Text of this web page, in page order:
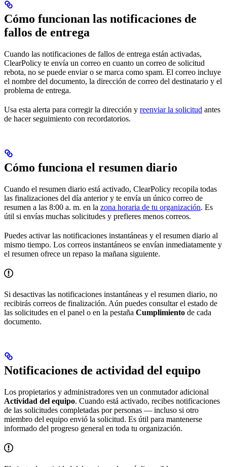
Cómo funcionan las notificaciones de
fallos de entrega
Cuando las notificaciones de fallos de entrega están activadas,
ClearPolicy te envía un correo en cuanto un correo de solicitud
rebota, no se puede enviar o se marca como spam. El correo incluye
el nombre del documento, la dirección de correo del destinatario y el
problema de entrega.
Usa esta alerta para corregir la dirección y reenviar la solicitud antes
de hacer seguimiento con recordatorios.
Cómo funciona el resumen diario
Cuando el resumen diario está activado, ClearPolicy recopila todas
las finalizaciones del día anterior y te envía un único correo de
resumen a las 8:00 a. m. en la zona horaria de tu organización. Es
útil si envías muchas solicitudes y prefieres menos correos.
Puedes activar las notificaciones instantáneas y el resumen diario al
mismo tiempo. Los correos instantáneos se envían inmediatamente y
el resumen ofrece un repaso la mañana siguiente.
Si desactivas las notificaciones instantáneas y el resumen diario, no
recibirás correos de finalización. Aún puedes consultar el estado de
las solicitudes en el panel o en la pestaña Cumplimiento de cada
documento.
Notificaciones de actividad del equipo
Los propietarios y administradores ven un conmutador adicional
Actividad del equipo. Cuando está activado, recibes notificaciones
de las solicitudes completadas por personas — incluso si otro
miembro del equipo envió la solicitud. Es útil para mantenerse
informado del progreso general en toda tu organización.